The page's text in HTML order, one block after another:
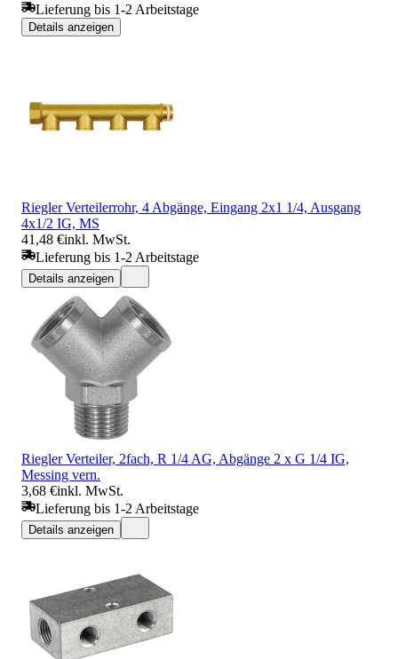
Lieferung bis 1-2 Arbeitstage
Details anzeigen
Riegler Verteilerrohr, 4 Abgänge, Eingang 2x1 1/4, Ausgang
4x1/2 IG, MS
41,48 €inkl. MwSt.
Lieferung bis 1-2 Arbeitstage
Details anzeigen
Riegler Verteiler, 2fach, R 1/4 AG, Abgänge 2 x G 1/4 IG,
Messing vern.
3,68 €inkl. MwSt.
Lieferung bis 1-2 Arbeitstage
Details anzeigen